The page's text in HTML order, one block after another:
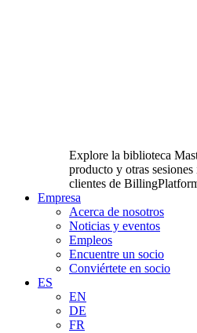
Explore la biblioteca
producto y otras
clientes de
Empresa
Acerca de nosotros
Noticias y eventos
Empleos
Encuentre un socio
Conviértete en socio
ES
EN
DE
FR